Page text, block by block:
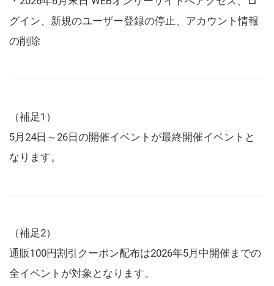
グイン、新規のユーザー登録の停止、アカウント情報
の削除
（補足1）
5月24日～26日の開催イベントが最終開催イベントと
なります。
（補足2）
通販100円割引クーポン配布は2026年5月中開催までの
全イベントが対象となります。